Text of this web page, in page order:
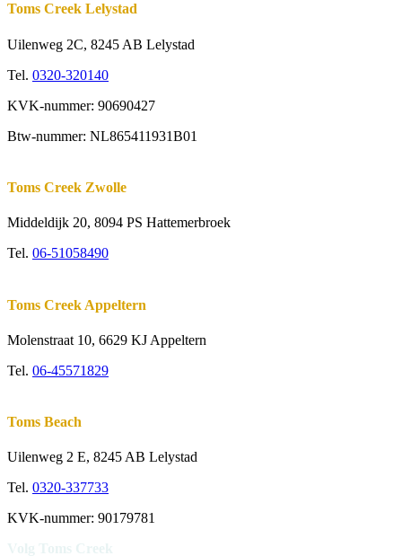
Toms Creek Lelystad
Uilenweg 2C, 8245 AB Lelystad
Tel. 0320-320140
KVK-nummer: 90690427
Btw-nummer: NL865411931B01
Toms Creek Zwolle
Middeldijk 20, 8094 PS Hattemerbroek
Tel. 06-51058490
Toms Creek Appeltern
Molenstraat 10, 6629 KJ Appeltern
Tel. 06-45571829
Toms Beach
Uilenweg 2 E, 8245 AB Lelystad
Tel. 0320-337733
KVK-nummer: 90179781